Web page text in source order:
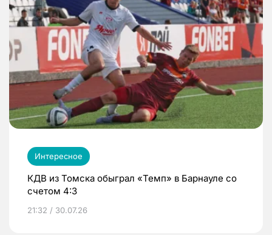
Интересное
КДВ из Томска обыграл «Темп» в Барнауле со
счетом 4:3
21:32 / 30.07.26